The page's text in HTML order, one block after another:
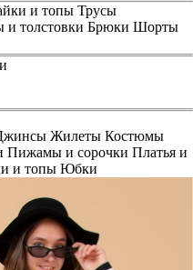
и топы Трусы
толстовки Брюки Шорты
Жилеты Костюмы
Пижамы и сорочки Платья и
и топы Юбки